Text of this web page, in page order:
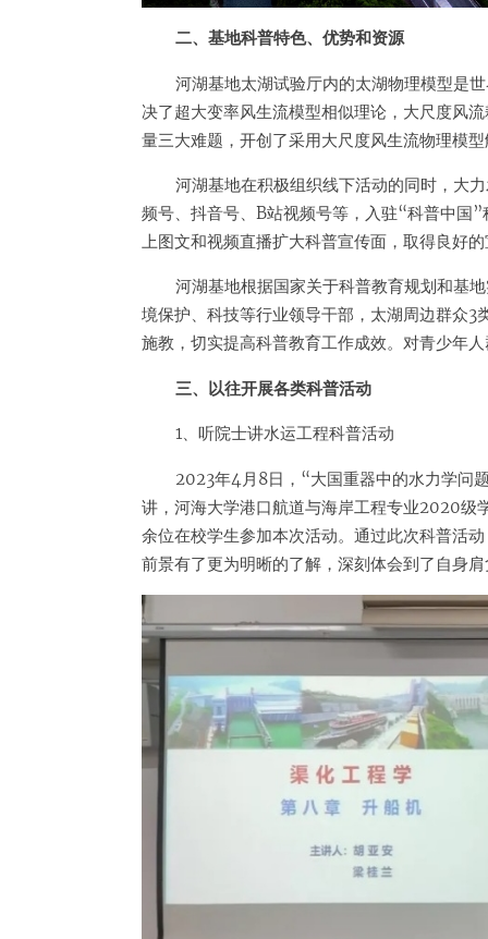
二、基地科普特色、优势和资源
河湖基地太湖试验厅内的太湖物理模型是
决了超大变率风生流模型相似理论，大尺度风
量三大难题，开创了采用大尺度风生流物理模
河湖基地在积极组织线下活动的同时，大
频号、抖音号、B站视频号等，入驻“科普中国
上图文和视频直播扩大科普宣传面，取得良好
河湖基地根据国家关于科普教育规划和基
境保护、科技等行业领导干部，太湖周边群众
施教，切实提高科普教育工作成效。对青少年
三、以往开展各类科普活动
1、听院士讲水运工程科普活动
2023年4月8日，“大国重器中的水力学问
讲，河海大学港口航道与海岸工程专业2020级
余位在校学生参加本次活动。通过此次科普活
前景有了更为明晰的了解，深刻体会到了自身